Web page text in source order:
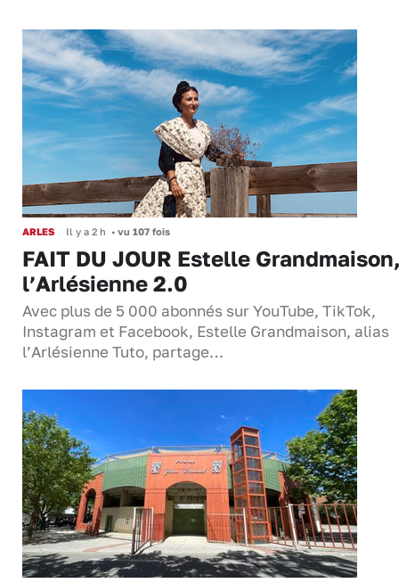
ARLES Il y a 2 h • vu 107 fois
FAIT DU JOUR Estelle
l’Arlésienne 2.0
Avec plus de 5 000 abonnés sur YouTube, TikTok,
Instagram et Facebook, Estelle Grandmaison, alias
l’Arlésienne Tuto, partage…